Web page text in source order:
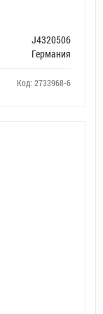
J4320506
Германия
Код: 2733968-6